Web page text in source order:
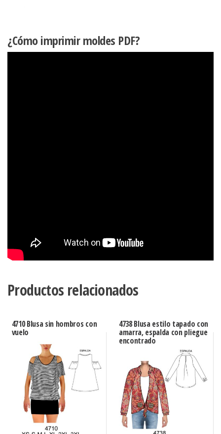
¿Cómo imprimir moldes PDF?
Productos relacionados
4710 Blusa sin hombros con
vuelo
4738 Blusa estilo tapado con
amarra, espalda con pliegue
encontrado